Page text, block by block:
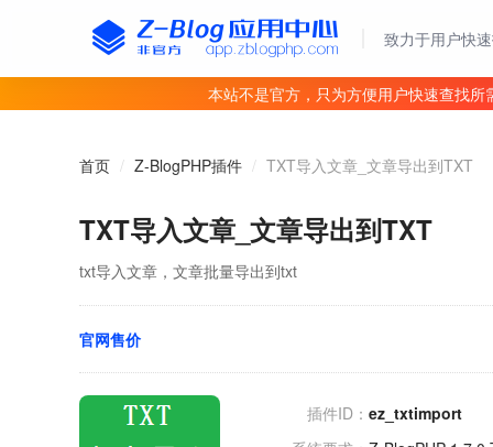
致力于用户快
本站不是官方，只为方便用户快速查找
首页 / Z-BlogPHP插件 / TXT导入文章_文章导出到TXT
TXT导入文章_文章导出到TXT
txt导入文章，文章批量导出到txt
官网售价
插件ID： ez_txtimport